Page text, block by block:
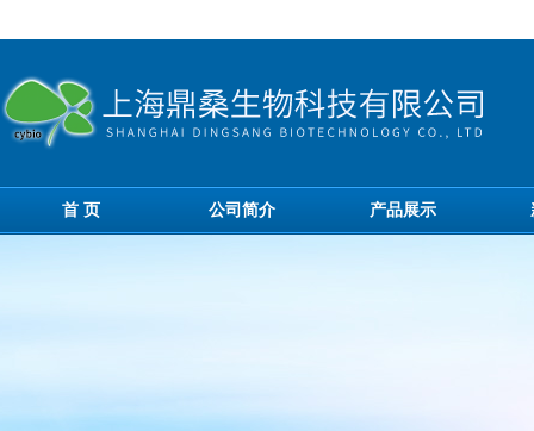
首 页 公司简介 产品展示